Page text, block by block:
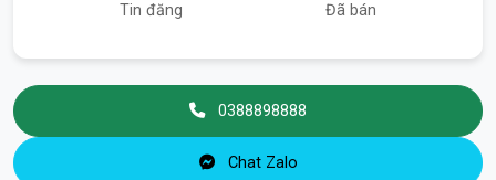
Tin đăng Đã bán
0388898888
Chat Zalo